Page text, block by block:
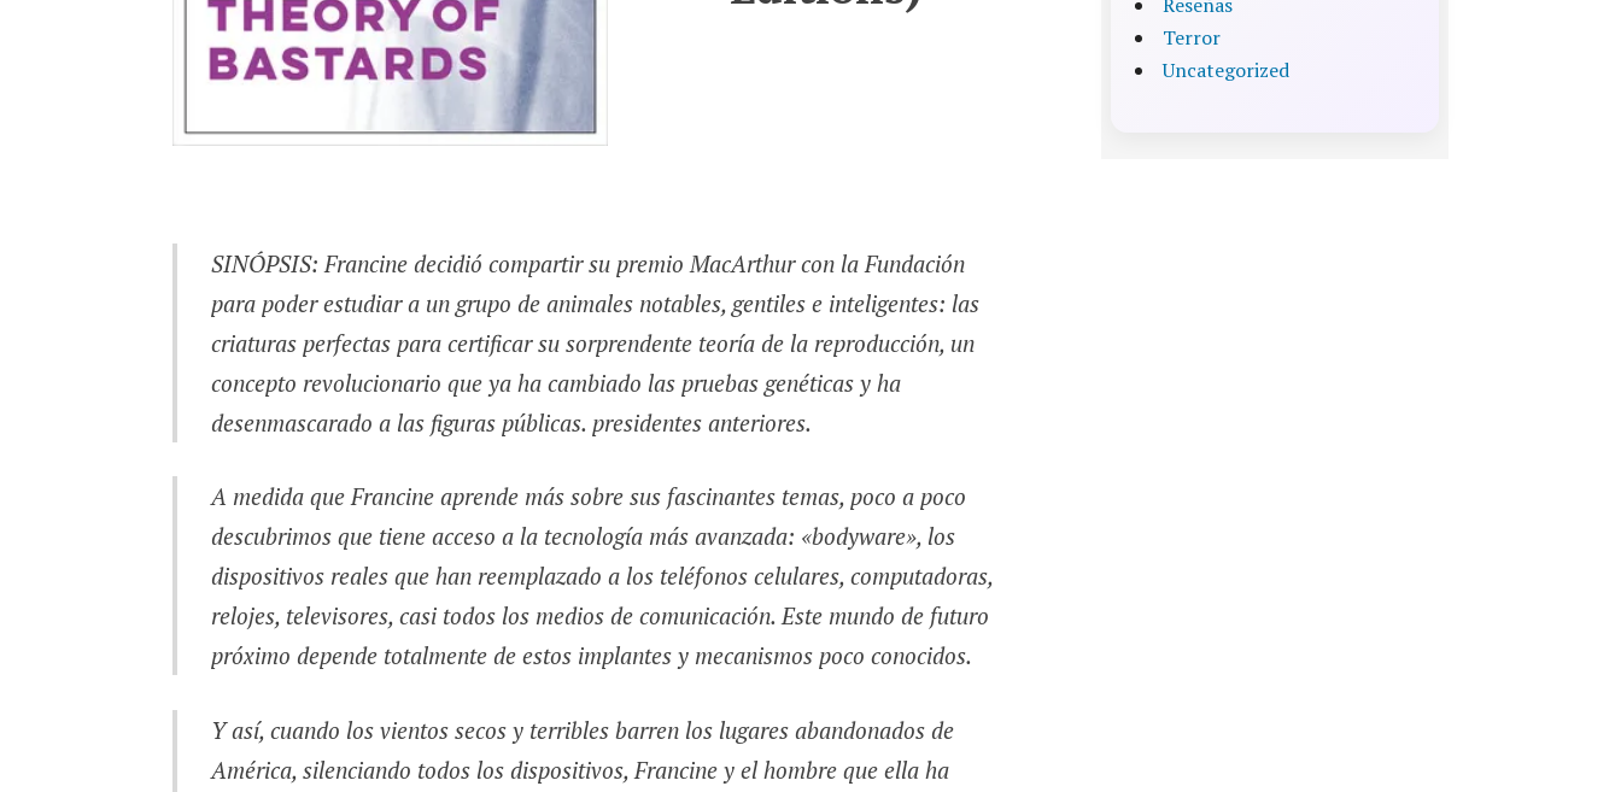
SINÓPSIS: Francine decidió compartir su premio MacArthur con la Fundación
para poder estudiar a un grupo de animales notables, gentiles e inteligentes: las
criaturas perfectas para certificar su sorprendente teoría de la reproducción, un
concepto revolucionario que ya ha cambiado las pruebas genéticas y ha
desenmascarado a las figuras públicas. presidentes anteriores.
A medida que Francine aprende más sobre sus fascinantes temas, poco a poco
descubrimos que tiene acceso a la tecnología más avanzada: «bodyware», los
dispositivos reales que han reemplazado a los teléfonos celulares, computadoras,
relojes, televisores, casi todos los medios de comunicación. Este mundo de futuro
próximo depende totalmente de estos implantes y mecanismos poco conocidos.
Y así, cuando los vientos secos y terribles barren los lugares abandonados de
América, silenciando todos los dispositivos, Francine y el hombre que ella ha
Terror
Uncategorized